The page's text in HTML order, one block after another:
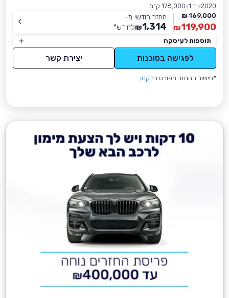
2020 יד 1
178,000 ק״מ
169,000 ₪
119,900
₪
החזר חודשי מ-
1,314
₪לחודש*
תוספות לעיסקה
לפגישה בסוכנות יצירת קשר
*חישוב ההחזר מפורט בתקנון